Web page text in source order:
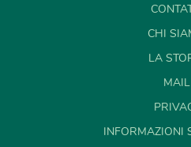
CHI
LA
MAIL
INFORMAZIONI